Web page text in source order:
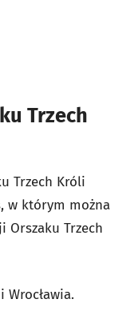
Trzech
Trzech Króli
w którym można
Orszaku Trzech